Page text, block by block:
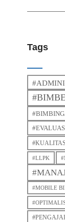
Tags
#KUALITAS
#LLPK
#MOBILE